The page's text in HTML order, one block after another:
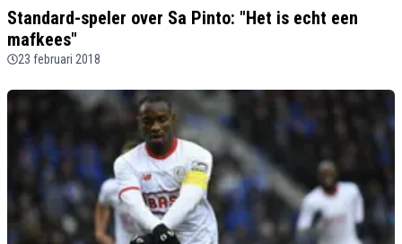
Standard-speler over Sa Pinto: "Het is echt een
mafkees"
23 februari 2018